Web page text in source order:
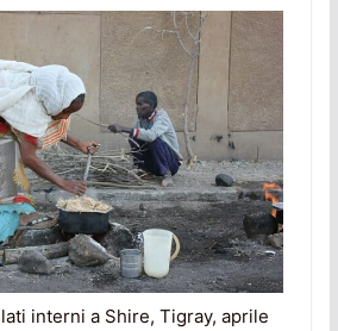
interni a Shire, Tigray, aprile